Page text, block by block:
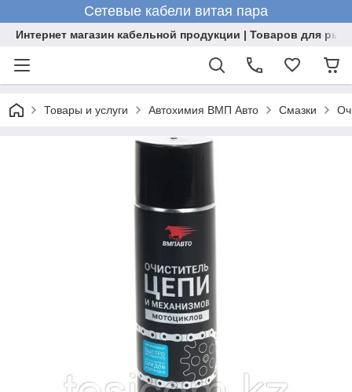
Сетевые кабели витая пара
Интернет магазин кабельной продукции | Товаров для
Товары и услуги Автохимия ВМП Авто Смазки